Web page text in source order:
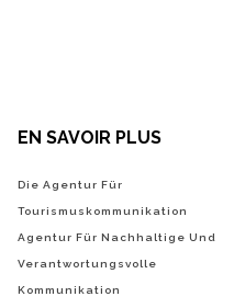
EN SAVOIR PLUS
Die Agentur Für
Tourismuskommunikation
Agentur Für Nachhaltige Und
Verantwortungsvolle
Kommunikation